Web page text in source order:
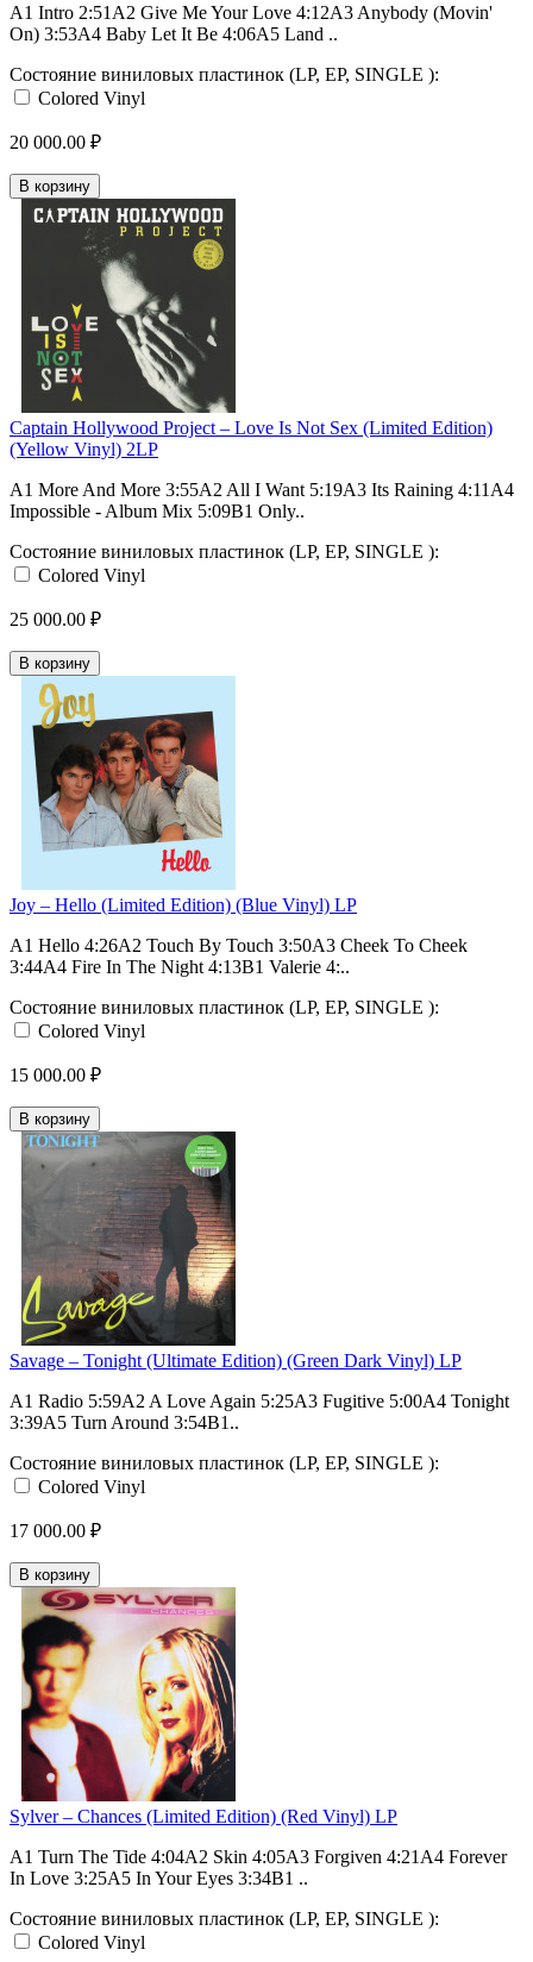
A1 Intro 2:51A2 Give Me Your Love 4:12A3 Anybody (Movin'
On) 3:53A4 Baby Let It Be 4:06A5 Land ..
Состояние виниловых пластинок (LP, EP, SINGLE ):
Colored Vinyl
20 000.00 ₽
В корзину
Captain Hollywood Project – Love Is Not Sex (Limited Edition)
(Yellow Vinyl) 2LP
A1 More And More 3:55A2 All I Want 5:19A3 Its Raining 4:11A4
Impossible - Album Mix 5:09B1 Only..
Состояние виниловых пластинок (LP, EP, SINGLE ):
Colored Vinyl
25 000.00 ₽
В корзину
Joy – Hello (Limited Edition) (Blue Vinyl) LP
A1 Hello 4:26A2 Touch By Touch 3:50A3 Cheek To Cheek
3:44A4 Fire In The Night 4:13B1 Valerie 4:..
Состояние виниловых пластинок (LP, EP, SINGLE ):
Colored Vinyl
15 000.00 ₽
В корзину
Savage – Tonight (Ultimate Edition) (Green Dark Vinyl) LP
A1 Radio 5:59A2 A Love Again 5:25A3 Fugitive 5:00A4 Tonight
3:39A5 Turn Around 3:54B1..
Состояние виниловых пластинок (LP, EP, SINGLE ):
Colored Vinyl
17 000.00 ₽
В корзину
Sylver – Chances (Limited Edition) (Red Vinyl) LP
A1 Turn The Tide 4:04A2 Skin 4:05A3 Forgiven 4:21A4 Forever
In Love 3:25A5 In Your Eyes 3:34B1 ..
Состояние виниловых пластинок (LP, EP, SINGLE ):
Colored Vinyl